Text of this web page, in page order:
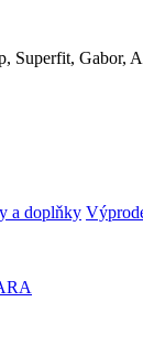
Superfit, Gabor,
a doplňky